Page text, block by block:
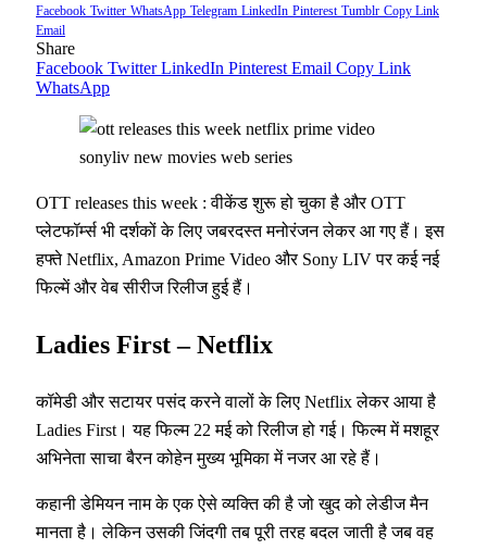
Facebook Twitter WhatsApp Telegram LinkedIn Pinterest Tumblr Copy Link
Email
Share
Facebook Twitter LinkedIn Pinterest Email Copy Link
WhatsApp
OTT releases this week : वीकेंड शुरू हो चुका है और OTT
प्लेटफॉर्म्स भी दर्शकों के लिए जबरदस्त मनोरंजन लेकर आ गए हैं। इस
हफ्ते Netflix, Amazon Prime Video और Sony LIV पर कई नई
फिल्में और वेब सीरीज रिलीज हुई हैं।
Ladies First – Netflix
कॉमेडी और सटायर पसंद करने वालों के लिए Netflix लेकर आया है
Ladies First। यह फिल्म 22 मई को रिलीज हो गई। फिल्म में मशहूर
अभिनेता साचा बैरन कोहेन मुख्य भूमिका में नजर आ रहे हैं।
कहानी डेमियन नाम के एक ऐसे व्यक्ति की है जो खुद को लेडीज मैन
मानता है। लेकिन उसकी जिंदगी तब पूरी तरह बदल जाती है जब वह